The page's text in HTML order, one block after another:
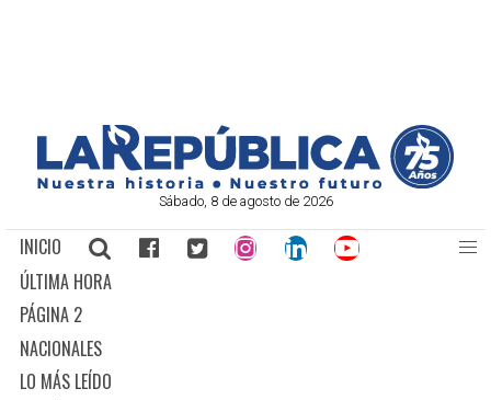
Sábado, 8 de agosto de 2026
INICIO
ÚLTIMA HORA
PÁGINA 2
NACIONALES
LO MÁS LEÍDO